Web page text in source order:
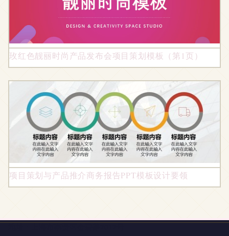
玫红色靓丽时尚产品发布会项目策划模板（第1页）
项目策划与产品推介商务报告PPT模板设计要领